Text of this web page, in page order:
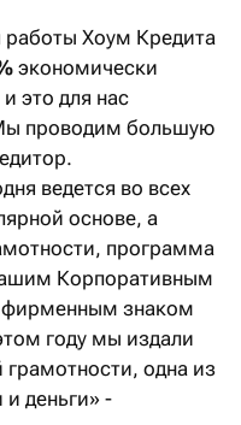
Хоум Кредита
экономически
это для нас
проводим большую
ведется во всех
основе, а
программа
Корпоративным
фирменным знаком
году мы издали
грамотности, одна из
деньги» -